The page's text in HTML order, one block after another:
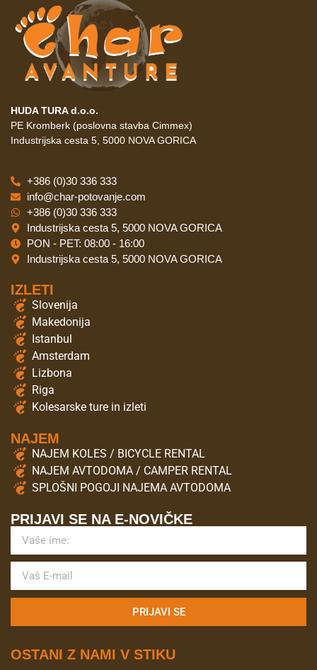
HUDA TURA d.o.o.
PE Kromberk (poslovna stavba Cimmex)
Industrijska cesta 5, 5000 NOVA GORICA
+386 (0)30 336 333
info@char-potovanje.com
+386 (0)30 336 333
Industrijska cesta 5, 5000 NOVA GORICA
PON - PET: 08:00 - 16:00
Industrijska cesta 5, 5000 NOVA GORICA
IZLETI
Slovenija
Makedonija
Istanbul
Amsterdam
Lizbona
Riga
Kolesarske ture in izleti
NAJEM
NAJEM KOLES / BICYCLE RENTAL
NAJEM AVTODOMA / CAMPER RENTAL
SPLOŠNI POGOJI NAJEMA AVTODOMA
PRIJAVI SE NA E-NOVIČKE
PRIJAVI SE
OSTANI Z NAMI V STIKU